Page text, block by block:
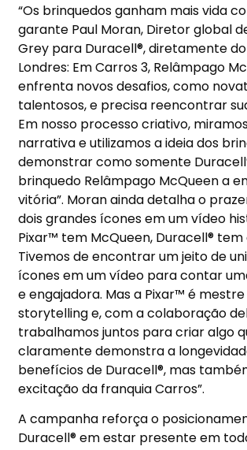
“Os brinquedos ganham mais vida
garante Paul Moran, Diretor global
Grey para Duracell®, diretamente
Londres: Em Carros 3, Relâmpago
enfrenta novos desafios, como
talentosos, e precisa reencontrar
Em nosso processo criativo,
narrativa e utilizamos a ideia dos
demonstrar como somente
brinquedo Relâmpago McQueen a
vitória”. Moran ainda detalha o
dois grandes ícones em um vídeo
Pixar™ tem McQueen, Duracell® tem
Tivemos de encontrar um jeito de
ícones em um vídeo para contar
e engajadora. Mas a Pixar™ é
storytelling e, com a colaboração
trabalhamos juntos para criar algo
claramente demonstra a
benefícios de Duracell®, mas
excitação da franquia Carros”.
A campanha reforça o
Duracell® em estar presente em